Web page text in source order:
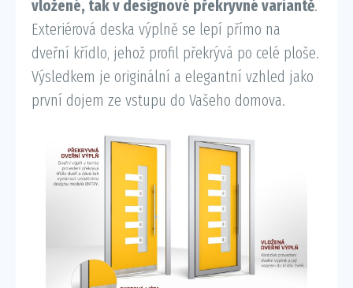
vložené, tak v designové překryvné variantě.
Exteriérová deska výplně se lepí přímo na
dveřní křídlo, jehož profil překrývá po celé ploše.
Výsledkem je originální a elegantní vzhled jako
první dojem ze vstupu do Vašeho domova.